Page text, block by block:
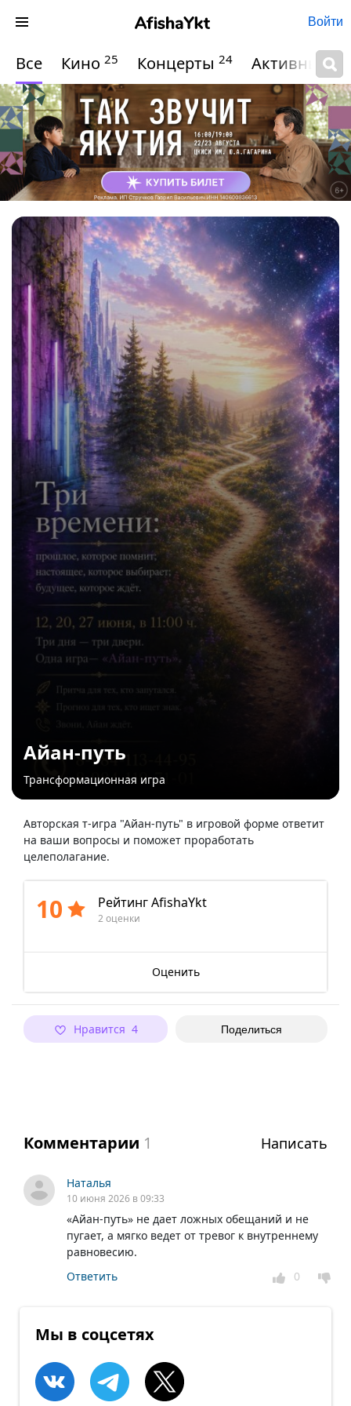
Войти
Все Кино 25 Концерты 24 Активный
Айан-путь
Трансформационная игра
Авторская т-игра "Айан-путь" в игровой форме ответит
на ваши вопросы и поможет проработать
целеполагание.
10 Рейтинг AfishaYkt
2 оценки
Оценить
Нравится 4 Поделиться
Комментарии 1 Написать
Наталья
10 июня 2026 в 09:33
«Айан-путь» не дает ложных обещаний и не
пугает, а мягко ведет от тревог к внутреннему
равновесию.
Ответить
0
Мы в соцсетях